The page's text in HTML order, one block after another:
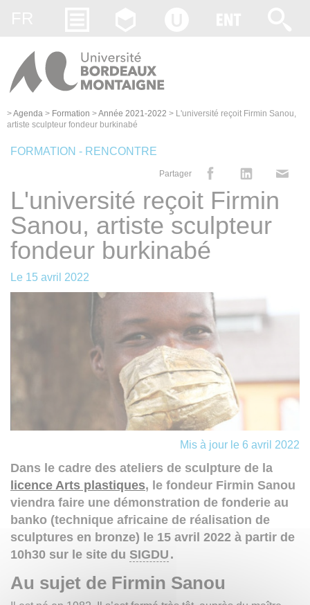
>Agenda > Formation >Année 2021-2022 > L'université reçoit Firmin Sanou,
artiste sculpteur fondeur burkinabé
FORMATION - RENCONTRE
Partager
L'université reçoit Firmin
Sanou, artiste sculpteur
fondeur burkinabé
Le 15 avril 2022
Mis à jour le 6 avril 2022
Dans le cadre des ateliers de sculpture de la
licence Arts plastiques, le fondeur Firmin Sanou
viendra faire une démonstration de fonderie au
banko (technique africaine de réalisation de
sculptures en bronze) le 15 avril 2022 à partir de
10h30 sur le site du SIGDU .
Au sujet de Firmin Sanou